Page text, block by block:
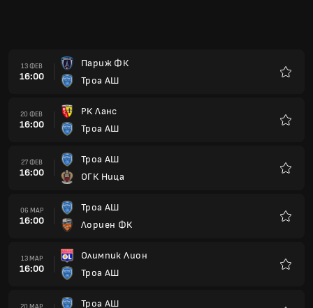
13 ФЕВ
16:00
Париж ФК
Троа АШ
20 ФЕВ
16:00
РК Ланс
Троа АШ
27 ФЕВ
16:00
Троа АШ
ОГК Ница
06 МАР
16:00
Троа АШ
Лориен ФК
13 МАР
16:00
Олимпик Лион
Троа АШ
20 МАР Троа АШ